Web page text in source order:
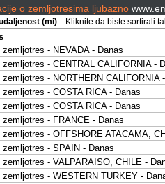
o zemljotresima ljubazno
(mi). Kliknite da biste sortirali
zemljotres - NEVADA - Danas
zemljotres - CENTRAL CALIFORNIA -
zemljotres - NORTHERN CALIFORNIA
zemljotres - COSTA RICA - Danas
zemljotres - COSTA RICA - Danas
zemljotres - FRANCE - Danas
zemljotres - OFFSHORE ATACAMA,
zemljotres - SPAIN - Danas
zemljotres - VALPARAISO, CHILE -
zemljotres - WESTERN TURKEY -